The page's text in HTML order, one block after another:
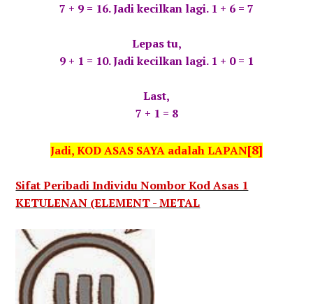
7 + 9 = 16. Jadi kecilkan lagi. 1 + 6 = 7
Lepas tu,
9 + 1 = 10. Jadi kecilkan lagi. 1 + 0 = 1
Last,
7 + 1 = 8
Jadi, KOD ASAS SAYA adalah LAPAN[8]
Sifat Peribadi Individu Nombor Kod Asas 1
KETULENAN (ELEMENT - METAL